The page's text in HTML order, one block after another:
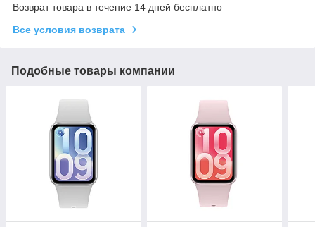
Возврат товара в течение 14 дней бесплатно
Все условия возврата
Подобные товары компании